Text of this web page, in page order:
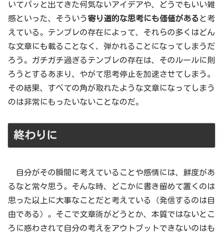
いてパッと出てきた何気ないアイデアや、どうでもいい雑
感といった、そういう 寄り道的な思考にも価値がある と考
えている。テンプレの存在によって、それらの多くはどん
な文章にも載ることなく、弾かれることになってしまうだ
ろう。ガチガチ過ぎるテンプレの存在は、そのルールに則
ろうとするあまり、やがて思考停止を加速させてしまう。
その結果、すべての角が取れたような文章になってしまう
のは非常にもったいないことなのだ。
終わりに
自分がその瞬間に考えていることや感情には、鮮度があ
るなと常々思う。そんな時、どこかに書き留めて置くのは
思った以上に大事なことだと考えている（発信するのは自
由である）。そこで文章術がどうとか、本質ではないとこ
ろに惑わされて自分の考えをアウトプットできないのはも